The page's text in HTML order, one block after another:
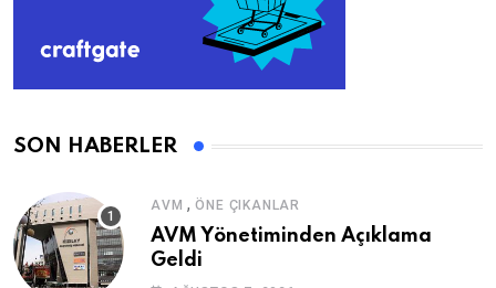
SON HABERLER
AVM ,ÖNE ÇIKANLAR
AVM Yönetiminden Açıklama
Geldi